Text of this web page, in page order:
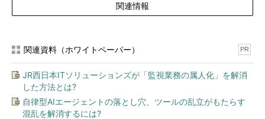
関連情報
関連資料（ホワイトペーパー） PR
JR西日本ITソリューションズが「監視業務の属人化」を解消
した方法とは?
自律型AIエージェントの落とし穴、ツールの乱立がもたらす
混乱を解消するには?